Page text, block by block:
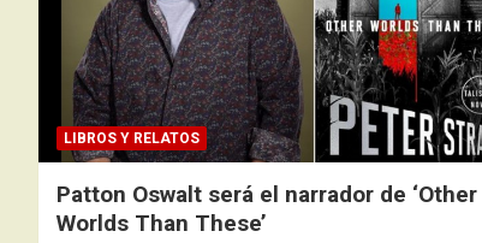
LIBROS Y RELATOS
Patton Oswalt será el narrador de ‘Other
Worlds Than These’